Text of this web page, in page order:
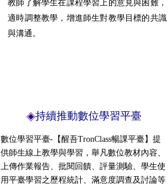
教師了解學生在課程學習上的意見與困難，
適時調整教學，增進師生對教學目標的共識
與溝通。
持續推動數位學習平臺
數位學習平臺-【醒吾TronClass暢課平臺】提
供師生線上教學與學習 ，舉凡數位教材內容、
上傳作業報告、批閱回饋、評量測驗、學生使
用平臺學習之歷程統計、滿意度調查及討論等